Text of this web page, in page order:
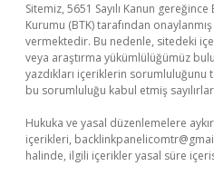
Sitemiz, 5651 Sayılı Kanun
Kurumu (BTK) tarafından
vermektedir. Bu nedenle, sitedeki
veya araştırma yükümlülüğümüz
yazdıkları içeriklerin sorumluluğunu
bu sorumluluğu kabul etmiş
Hukuka ve yasal düzenlemelere
içerikleri,
halinde, ilgili içerikler yasal süre